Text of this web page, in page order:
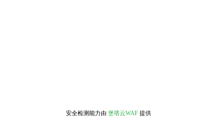
安全检测能力由 堡塔云WAF 提供